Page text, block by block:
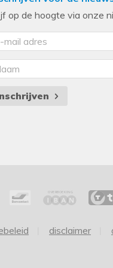
op de hoogte via onze
disclaimer